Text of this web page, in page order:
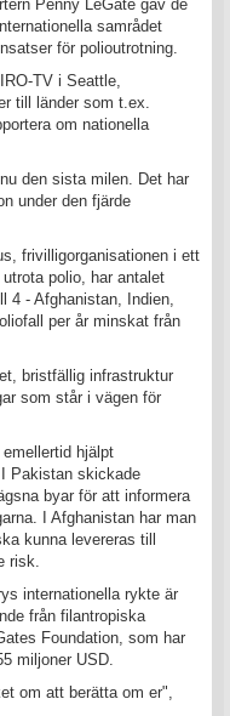
Penny LeGate gav de
samrådet
för polioutrotning.
TV i Seattle,
till länder som t.ex.
om nationella
den sista milen. Det har
under den fjärde
frivilligorganisationen i ett
polio, har antalet
4 - Afghanistan, Indien,
per år minskat från
bristfällig infrastruktur
som står i vägen för
hjälpt
Pakistan skickade
byar för att informera
I Afghanistan har man
kunna levereras till
risk.
internationella rykte är
från filantropiska
Foundation, som har
miljoner USD.
om att berätta om er",